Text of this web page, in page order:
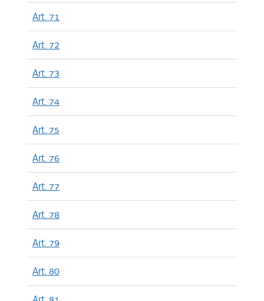
Art. 71
Art. 72
Art. 73
Art. 74
Art. 75
Art. 76
Art. 77
Art. 78
Art. 79
Art. 80